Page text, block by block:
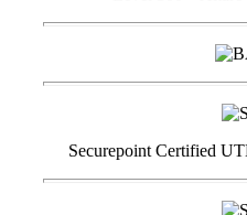
Securepoint Certified